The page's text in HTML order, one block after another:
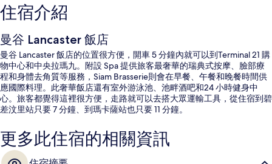
住宿介紹
曼谷 Lancaster 飯店
曼谷 Lancaster 飯店的位置很方便，開車 5 分鐘內就可以到Terminal 21 購
物中心和中央拉瑪九。附設 Spa 提供旅客最奢華的瑞典式按摩、臉部療
程和身體去角質等服務，Siam Brasserie則會在早餐、午餐和晚餐時間供
應國際料理。此奢華飯店還有室外游泳池、池畔酒吧和24 小時健身中
心。旅客都覺得這裡很方便，走路就可以去搭大眾運輸工具，從住宿到碧
差汶里站只要 7 分鐘、到瑪卡薩站也只要 11 分鐘。
更多此住宿的相關資訊